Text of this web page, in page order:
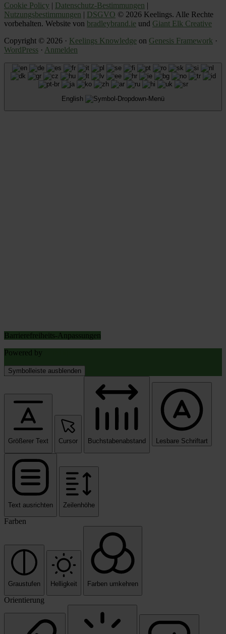
Cookie Policy | Datenschutz-Bestimmungen |
Nutzungsbestimmungen | DSGVO © 2026 Keelings. Alle Rechte
vorbehalten. Website von bradleybrand.ie und Giant Elk Creative
Copyright © 2026 · Keelings Knowledge on Genesis Framework ·
WordPress · Anmelden
English
Barrierefreiheits-Anpassungen
Powered by
Symbolleiste ausblenden
Größerer Text Cursor Buchstabenabstand Lesbare Schriftart
Text ausrichten Zeilenhöhe
Farben
Graustufen Helligkeit Farben umkehren
Orientierung